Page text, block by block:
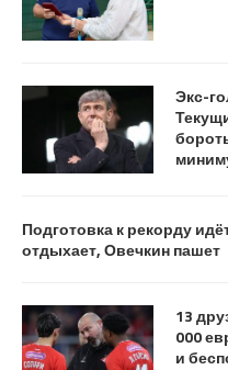
Экс-
Подготовка к рекорду
отдыхает, Овечкин пашет
13
000
и